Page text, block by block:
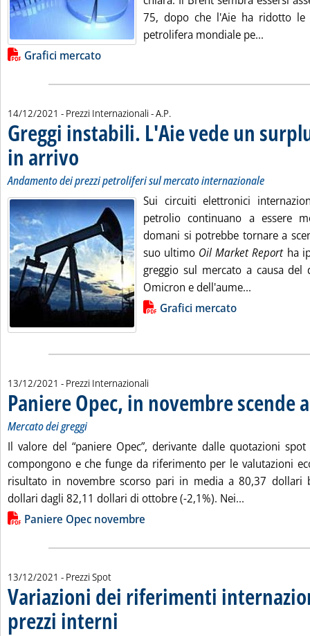
75, dopo che l'Aie ha ridotto le
petrolifera mondiale pe...
Lista allegati PDF alla notizia
Grafici mercato
14/12/2021 - Prezzi Internazionali -di:
A.P.
Greggi instabili. L'Aie vede un
in arrivo . Sottotitolo: Andamento dei prezzi petroliferi sul mercato
Andamento dei prezzi petroliferi sul mercato internazionale
Sui circuiti elettronici
petrolio continuano a essere
domani si potrebbe tornare a
suo ultimo Oil Market Reportha
greggio sul mercato a causa del
Omicron e dell'aume...
Lista allegati PDF alla notiziaGrafici mercato
13/12/2021 - Prezzi Internazionali
Paniere Opec, in novembre scende
Mercato dei greggi
Il valore del “paniere Opec”, derivante dalle quotazioni
compongono e che funge da riferimento per le valutazioni
risultato in novembre scorso pari in media a 80,37 dollari
dollari dagli 82,11 dollari di ottobre (-2,1%). Nei...
Lista allegati PDF alla notizia
Paniere Opec novembre
13/12/2021 - Prezzi Spot
Variazioni dei riferimenti
prezzi interni